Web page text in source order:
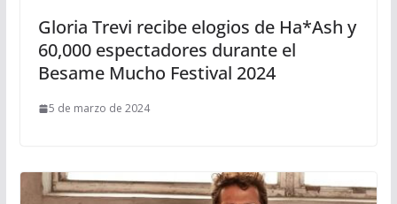
Gloria Trevi recibe elogios de Ha*Ash y
60,000 espectadores durante el
Besame Mucho Festival 2024
5 de marzo de 2024